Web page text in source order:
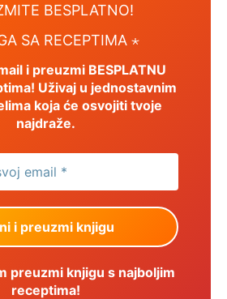
BESPLATNO!
SA RECEPTIMA ⋆
i preuzmi BESPLATNU
Uživaj u jednostavnim
koja će osvojiti tvoje
najdraže.
preuzmi knjigu s najboljim
receptima!